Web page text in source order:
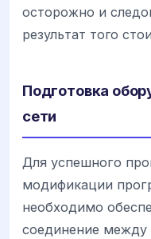
осторожно и
результат того
Подготовка
сети
Для успешного
модификации
необходимо
соединение между